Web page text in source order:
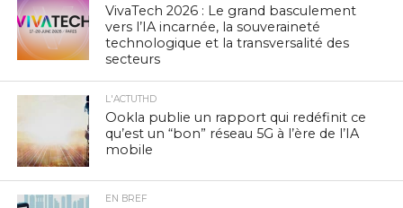
VivaTech 2026 : Le grand basculement
vers l’IA incarnée, la souveraineté
technologique et la transversalité des
secteurs
L'ACTUTHD
Ookla publie un rapport qui redéfinit ce
qu’est un “bon” réseau 5G à l’ère de l’IA
mobile
EN BREF